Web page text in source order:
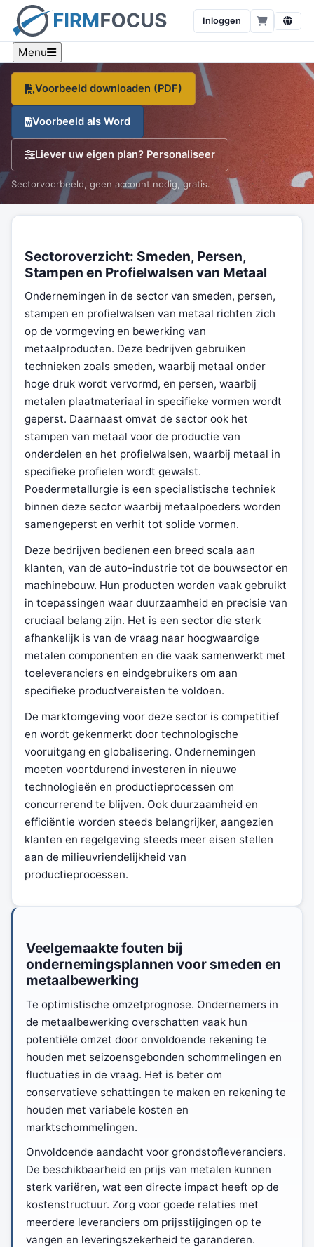
Inloggen
Menu
metaal; poedermetallurgie
Een sector-specifiek voorbeeld, branche-cijfers en een
gratis sjabloon, op één pagina.
Voorbeeld downloaden (PDF)
Voorbeeld als Word
Liever uw eigen plan? Personaliseer
Sectorvoorbeeld, geen account nodig, gratis.
Sectoroverzicht: Smeden, Persen,
Stampen en Profielwalsen van Metaal
Ondernemingen in de sector van smeden, persen,
stampen en profielwalsen van metaal richten zich
op de vormgeving en bewerking van
metaalproducten. Deze bedrijven gebruiken
technieken zoals smeden, waarbij metaal onder
hoge druk wordt vervormd, en persen, waarbij
metalen plaatmateriaal in specifieke vormen wordt
geperst. Daarnaast omvat de sector ook het
stampen van metaal voor de productie van
onderdelen en het profielwalsen, waarbij metaal in
specifieke profielen wordt gewalst.
Poedermetallurgie is een specialistische techniek
binnen deze sector waarbij metaalpoeders worden
samengeperst en verhit tot solide vormen.
Deze bedrijven bedienen een breed scala aan
klanten, van de auto-industrie tot de bouwsector en
machinebouw. Hun producten worden vaak gebruikt
in toepassingen waar duurzaamheid en precisie van
cruciaal belang zijn. Het is een sector die sterk
afhankelijk is van de vraag naar hoogwaardige
metalen componenten en die vaak samenwerkt met
toeleveranciers en eindgebruikers om aan
specifieke productvereisten te voldoen.
De marktomgeving voor deze sector is competitief
en wordt gekenmerkt door technologische
vooruitgang en globalisering. Ondernemingen
moeten voortdurend investeren in nieuwe
technologieën en productieprocessen om
concurrerend te blijven. Ook duurzaamheid en
efficiëntie worden steeds belangrijker, aangezien
klanten en regelgeving steeds meer eisen stellen
aan de milieuvriendelijkheid van
productieprocessen.
Veelgemaakte fouten bij
ondernemingsplannen voor smeden en
metaalbewerking
Te optimistische omzetprognose. Ondernemers in
de metaalbewerking overschatten vaak hun
potentiële omzet door onvoldoende rekening te
houden met seizoensgebonden schommelingen en
fluctuaties in de vraag. Het is beter om
conservatieve schattingen te maken en rekening te
houden met variabele kosten en
marktschommelingen.
Onvoldoende aandacht voor grondstofleveranciers.
De beschikbaarheid en prijs van metalen kunnen
sterk variëren, wat een directe impact heeft op de
kostenstructuur. Zorg voor goede relaties met
meerdere leveranciers om prijsstijgingen op te
vangen en leveringszekerheid te garanderen.